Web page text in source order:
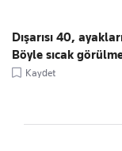
Dışarısı 40,
Böyle sıcak
Kaydet